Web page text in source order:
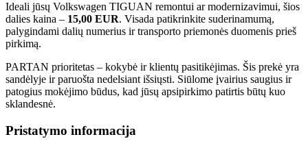
Ideali jūsų Volkswagen TIGUAN remontui ar modernizavimui, šios
dalies kaina – 15,00 EUR. Visada patikrinkite suderinamumą,
palygindami dalių numerius ir transporto priemonės duomenis prieš
pirkimą.
PARTAN prioritetas – kokybė ir klientų pasitikėjimas. Šis prekė yra
sandėlyje ir paruošta nedelsiant išsiųsti. Siūlome įvairius saugius ir
patogius mokėjimo būdus, kad jūsų apsipirkimo patirtis būtų kuo
sklandesnė.
Pristatymo informacija